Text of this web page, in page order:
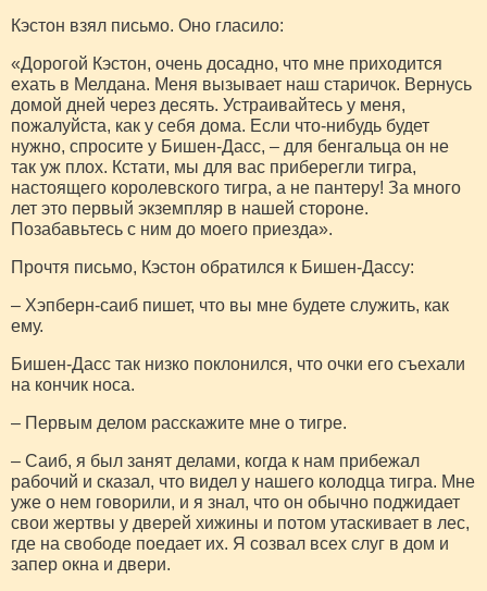
Кэстон взял письмо. Оно гласило:
«Дорогой Кэстон, очень досадно, что мне приходится
ехать в Мелдана. Меня вызывает наш старичок. Вернусь
домой дней через десять. Устраивайтесь у меня,
пожалуйста, как у себя дома. Если что-нибудь будет
нужно, спросите у Бишен-Дасс, – для бенгальца он не
так уж плох. Кстати, мы для вас приберегли тигра,
настоящего королевского тигра, а не пантеру! За много
лет это первый экземпляр в нашей стороне.
Позабавьтесь с ним до моего приезда».
Прочтя письмо, Кэстон обратился к Бишен-Дассу:
– Хэпберн-саиб пишет, что вы мне будете служить, как
ему.
Бишен-Дасс так низко поклонился, что очки его съехали
на кончик носа.
– Первым делом расскажите мне о тигре.
– Саиб, я был занят делами, когда к нам прибежал
рабочий и сказал, что видел у нашего колодца тигра. Мне
уже о нем говорили, и я знал, что он обычно поджидает
свои жертвы у дверей хижины и потом утаскивает в лес,
где на свободе поедает их. Я созвал всех слуг в дом и
запер окна и двери.